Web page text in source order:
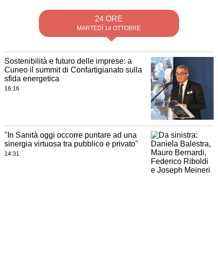
24 ORE
MARTEDÌ 14 OTTOBRE
Sostenibilità e futuro delle imprese: a
Cuneo il summit di Confartigianato sulla
sfida energetica
16:16
"In Sanità oggi occorre puntare ad una
sinergia virtuosa tra pubblico e privato"
14:31